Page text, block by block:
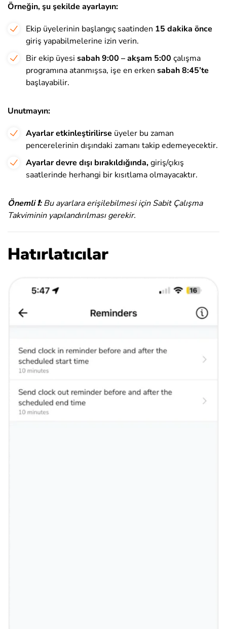
Örneğin, şu şekilde ayarlayın:
Ekip üyelerinin başlangıç saatinden 15 dakika önce
giriş yapabilmelerine izin verin.
Bir ekip üyesi sabah 9:00 – akşam 5:00 çalışma
programına atanmışsa, işe en erken sabah8:45’te
başlayabilir.
Unutmayın:
Ayarlar etkinleştirilirse üyeler bu zaman
pencerelerinin dışındaki zamanı takip edemeyecektir.
Ayarlar devre dışı bırakıldığında,giriş/çıkış
saatlerinde herhangi bir kısıtlama olmayacaktır.
Önemli ❗️:Bu ayarlara erişilebilmesi için Sabit Çalışma
Takviminin yapılandırılması gerekir.
Hatırlatıcılar